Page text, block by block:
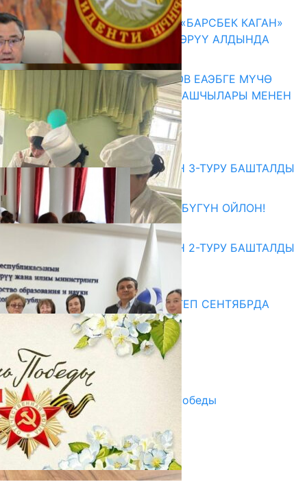
КЫРГЫЗ ТАРЫХЫ ТАСМАДА: «БАРСБЕК КАГАН»
КӨРКӨМ ТАСМАСЫ ЖАРЫК КӨРҮҮ АЛДЫНДА
07.08.2026
ПРЕЗИДЕНТ САДЫР ЖАПАРОВ ЕАЭБГЕ МҮЧӨ
МАМЛЕКЕТТЕРДИН ӨКМӨТ БАШЧЫЛАРЫ МЕНЕН
ЖОЛУГУШТУ
07.08.2026
Абитуриент
ЖОЖДОРГО КАБЫЛ АЛУУНУН 3-ТУРУ БАШТАЛДЫ
27.07.2026
ӨЗҮҢДҮН КЕЛЕЧЕГИҢ ҮЧҮН БҮГҮН ОЙЛОН!
20.07.2026
ЖОЖДОРГО КАБЫЛ АЛУУНУН 2-ТУРУ БАШТАЛДЫ
20.07.2026
Медиа
СУЗАКТА 750 ОРУНДУУ МЕКТЕП СЕНТЯБРДА
ПАЙДАЛАНУУГА БЕРИЛЕТ
07.08.2025
Улуу Жеңиштин жандуу сөзү
29.04.2025
Награды в преддверии Дня Победы
29.04.2025